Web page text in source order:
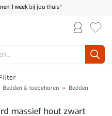
1 weekbij jou thuis*
Bedden & toebehoren » Bedden
massief hout zwart